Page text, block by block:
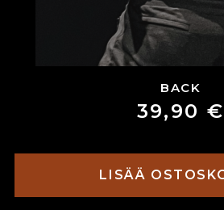
BACK
39,90 €
LISÄÄ